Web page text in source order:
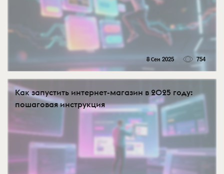
8 Сен 2025 754
Как запустить интернет-магазин в 2025 году:
пошаговая инструкция